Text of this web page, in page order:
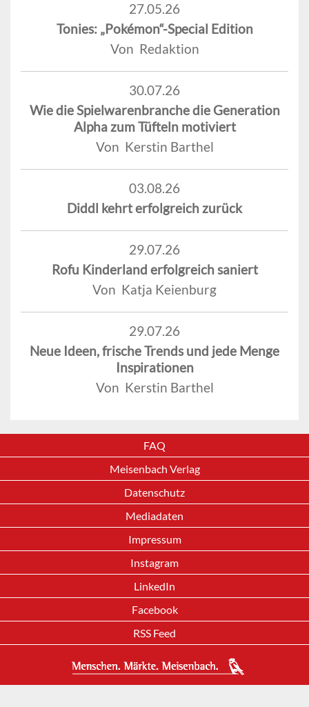
27.05.26
Tonies: „Pokémon“-Special Edition
Von Redaktion
30.07.26
Wie die Spielwarenbranche die Generation
Alpha zum Tüfteln motiviert
Von Kerstin Barthel
03.08.26
Diddl kehrt erfolgreich zurück
29.07.26
Rofu Kinderland erfolgreich saniert
Von Katja Keienburg
29.07.26
Neue Ideen, frische Trends und jede Menge
Inspirationen
Von Kerstin Barthel
FAQ
Meisenbach Verlag
Datenschutz
Mediadaten
Impressum
Instagram
LinkedIn
Facebook
RSS Feed